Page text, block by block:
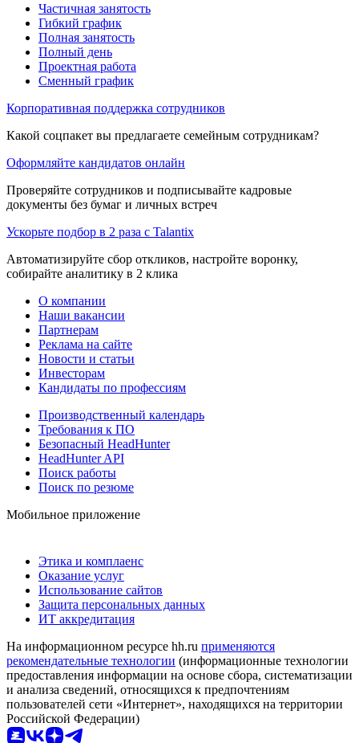
Частичная занятость
Гибкий график
Полная занятость
Полный день
Проектная работа
Сменный график
Корпоративная поддержка сотрудников
Какой соцпакет вы предлагаете семейным сотрудникам?
Оформляйте кандидатов онлайн
Проверяйте сотрудников и подписывайте кадровые
документы без бумаг и личных встреч
Ускорьте подбор в 2 раза с Talantix
Автоматизируйте сбор откликов, настройте воронку,
собирайте аналитику в 2 клика
О компании
Наши вакансии
Партнерам
Реклама на сайте
Новости и статьи
Инвесторам
Кандидаты по профессиям
Производственный календарь
Требования к ПО
Безопасный HeadHunter
HeadHunter API
Поиск работы
Поиск по резюме
Мобильное приложение
Этика и комплаенс
Оказание услуг
Использование сайтов
Защита персональных данных
ИТ аккредитация
На информационном ресурсе hh.ru применяются
рекомендательные технологии (информационные технологии
предоставления информации на основе сбора, систематизации
и анализа сведений, относящихся к предпочтениям
пользователей сети «Интернет», находящихся на территории
Российской Федерации)